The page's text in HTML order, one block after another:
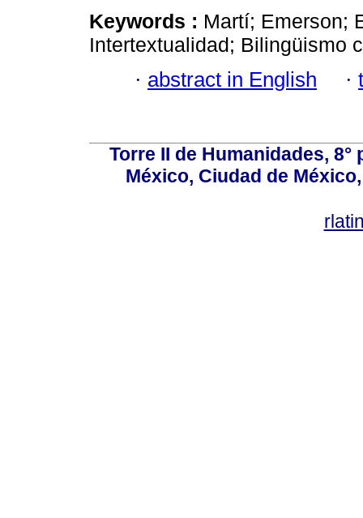
Keywords : Martí; Emerson;
Intertextualidad; Bilingüismo
· abstract in English ·
Torre II de Humanidades,
México, Ciudad de